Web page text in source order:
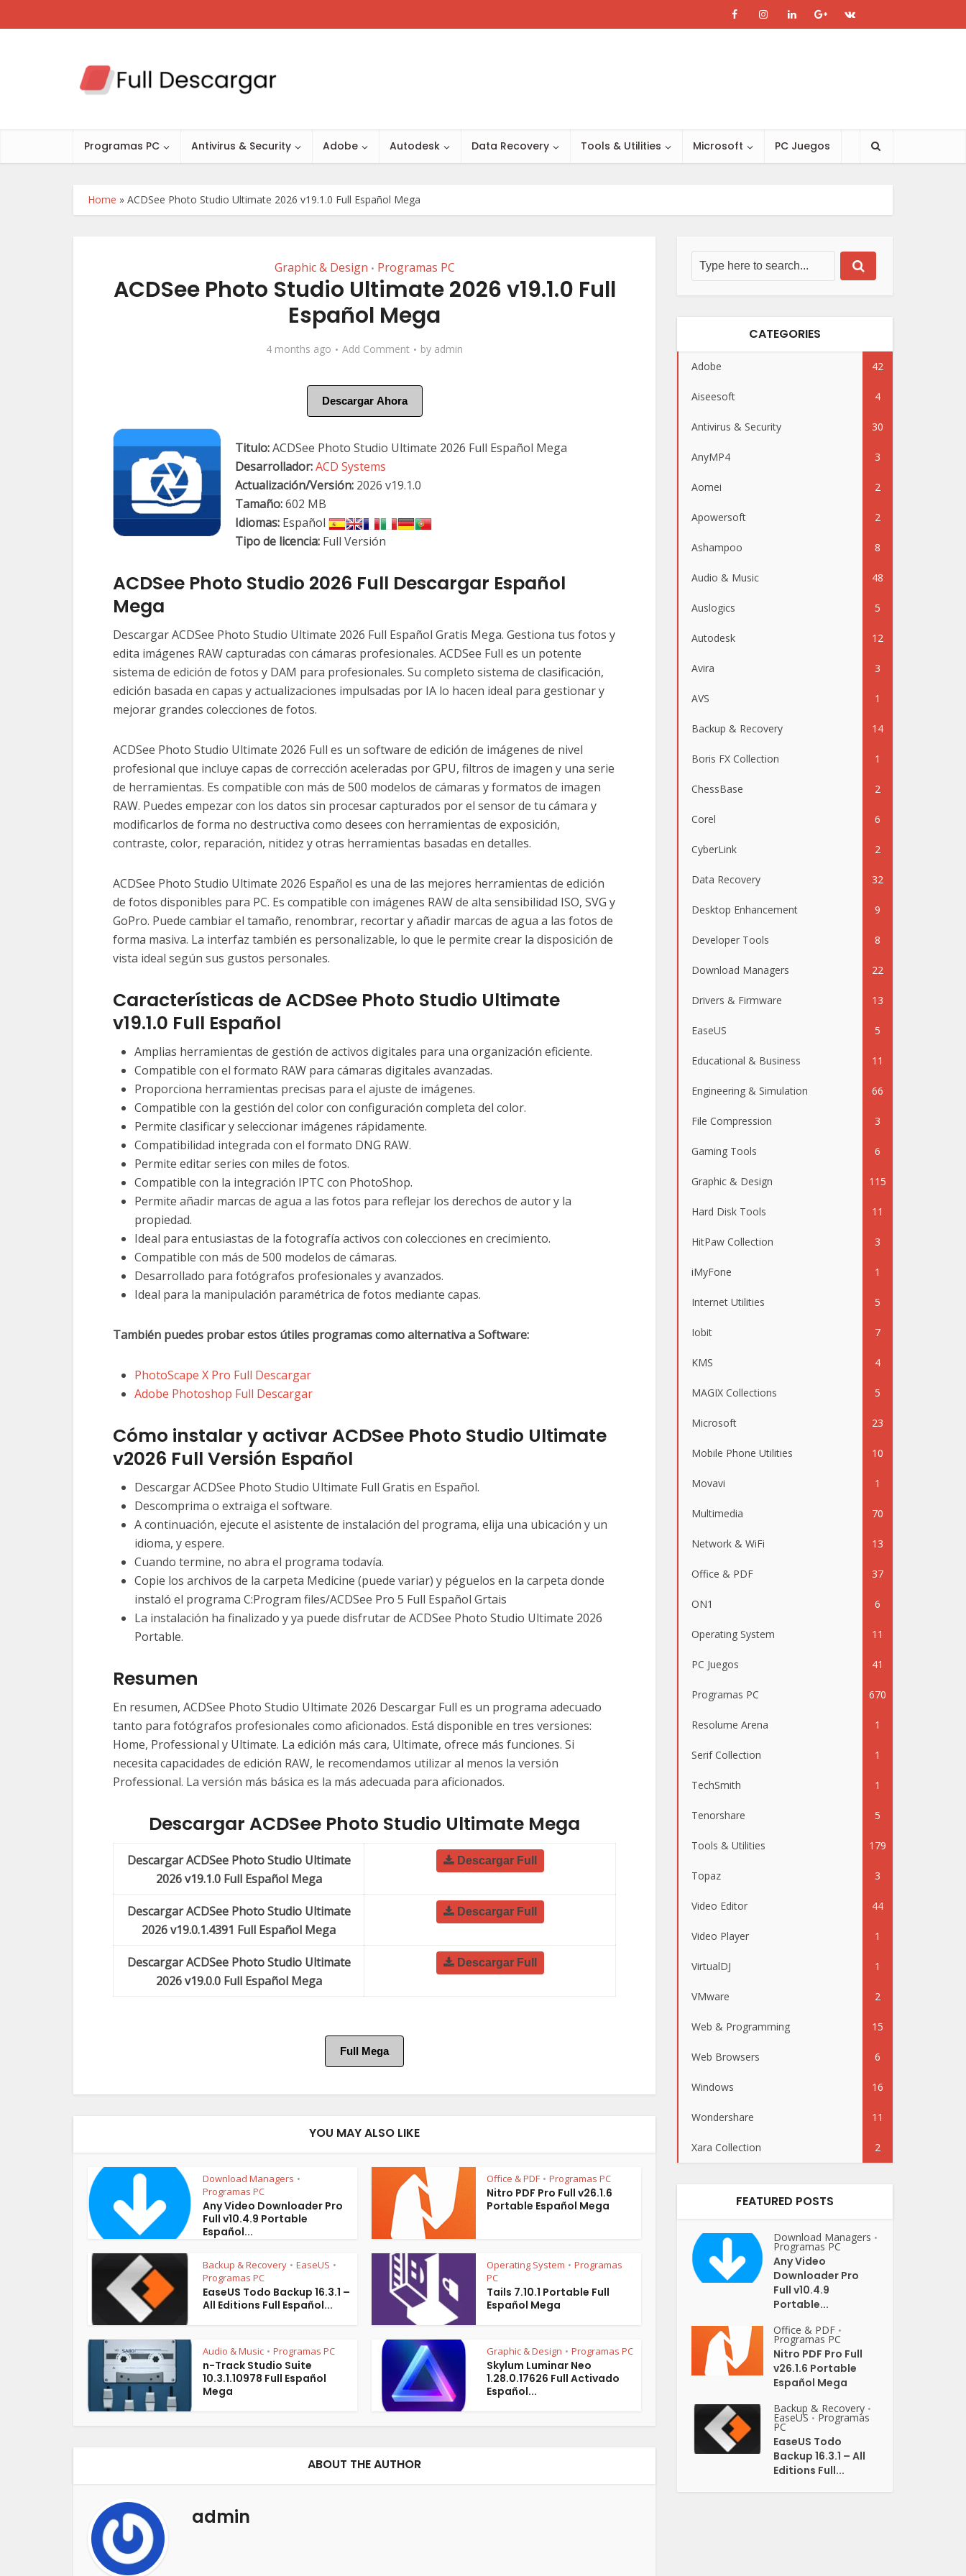
Programas PC Antivirus & Security Adobe Autodesk Data Recovery Tools & Utilities Microsoft PC Juegos
Home » ACDSee Photo Studio Ultimate 2026 v19.1.0 Full Español Mega
Graphic & Design • Programas PC
ACDSee Photo Studio Ultimate 2026 v19.1.0 Full
Español Mega
4 months ago Add Comment by admin
Descargar Ahora
Titulo:ACDSee Photo Studio Ultimate 2026 Full Español Mega
Desarrollador:ACD Systems
Actualización/Versión: 2026 v19.1.0
Tamaño:602 MB
Idiomas: Español
Tipo de licencia: Full Versión
ACDSee Photo Studio 2026 Full Descargar Español
Mega
Descargar ACDSee Photo Studio Ultimate 2026 Full Español Gratis Mega. Gestiona tus fotos y
edita imágenes RAW capturadas con cámaras profesionales. ACDSee Full es un potente
sistema de edición de fotos y DAM para profesionales. Su completo sistema de clasificación,
edición basada en capas y actualizaciones impulsadas por IA lo hacen ideal para gestionar y
mejorar grandes colecciones de fotos.
ACDSee Photo Studio Ultimate 2026 Full es un software de edición de imágenes de nivel
profesional que incluye capas de corrección aceleradas por GPU, filtros de imagen y una serie
de herramientas. Es compatible con más de 500 modelos de cámaras y formatos de imagen
RAW. Puedes empezar con los datos sin procesar capturados por el sensor de tu cámara y
modificarlos de forma no destructiva como desees con herramientas de exposición,
contraste, color, reparación, nitidez y otras herramientas basadas en detalles.
ACDSee Photo Studio Ultimate 2026 Español es una de las mejores herramientas de edición
de fotos disponibles para PC. Es compatible con imágenes RAW de alta sensibilidad ISO, SVG y
GoPro. Puede cambiar el tamaño, renombrar, recortar y añadir marcas de agua a las fotos de
forma masiva. La interfaz también es personalizable, lo que le permite crear la disposición de
vista ideal según sus gustos personales.
Características de ACDSee Photo Studio Ultimate
v19.1.0 Full Español
Amplias herramientas de gestión de activos digitales para una organización eficiente.
Compatible con el formato RAW para cámaras digitales avanzadas.
Proporciona herramientas precisas para el ajuste de imágenes.
Compatible con la gestión del color con configuración completa del color.
Permite clasificar y seleccionar imágenes rápidamente.
Compatibilidad integrada con el formato DNG RAW.
Permite editar series con miles de fotos.
Compatible con la integración IPTC con PhotoShop.
Permite añadir marcas de agua a las fotos para reflejar los derechos de autor y la
propiedad.
Ideal para entusiastas de la fotografía activos con colecciones en crecimiento.
Compatible con más de 500 modelos de cámaras.
Desarrollado para fotógrafos profesionales y avanzados.
Ideal para la manipulación paramétrica de fotos mediante capas.
También puedes probar estos útiles programas como alternativa a Software:
PhotoScape X Pro Full Descargar
Adobe Photoshop Full Descargar
Cómo instalar y activar ACDSee Photo Studio Ultimate
v2026 Full Versión Español
Descargar ACDSee Photo Studio Ultimate Full Gratis en Español.
Descomprima o extraiga el software.
A continuación, ejecute el asistente de instalación del programa, elija una ubicación y un
idioma, y espere.
Cuando termine, no abra el programa todavía.
Copie los archivos de la carpeta Medicine (puede variar) y péguelos en la carpeta donde
instaló el programa C:Program files/ACDSee Pro 5 Full Español Grtais
La instalación ha finalizado y ya puede disfrutar de ACDSee Photo Studio Ultimate 2026
Portable.
Resumen
En resumen, ACDSee Photo Studio Ultimate 2026 Descargar Full es un programa adecuado
tanto para fotógrafos profesionales como aficionados. Está disponible en tres versiones:
Home, Professional y Ultimate. La edición más cara, Ultimate, ofrece más funciones. Si
necesita capacidades de edición RAW, le recomendamos utilizar al menos la versión
Professional. La versión más básica es la más adecuada para aficionados.
Descargar ACDSee Photo Studio Ultimate Mega
Descargar ACDSee Photo Studio Ultimate
2026 v19.1.0 Full Español Mega
Descargar Full
Descargar ACDSee Photo Studio Ultimate
2026 v19.0.1.4391 Full Español Mega
Descargar Full
Descargar ACDSee Photo Studio Ultimate
2026 v19.0.0 Full Español Mega
Descargar Full
Full Mega
YOU MAY ALSO LIKE
Download Managers •
Programas PC
Any Video Downloader Pro
Full v10.4.9 Portable
Español...
Office & PDF • Programas PC
Nitro PDF Pro Full v26.1.6
Portable Español Mega
Backup & Recovery • EaseUS •
Programas PC
EaseUS Todo Backup 16.3.1 –
All Editions Full Español...
Operating System • Programas
PC
Tails 7.10.1 Portable Full
Español Mega
Audio & Music • Programas PC
n-Track Studio Suite
10.3.1.10978 Full Español
Mega
Graphic & Design • Programas PC
Skylum Luminar Neo
1.28.0.17626 Full Activado
Español...
ABOUT THE AUTHOR
admin
CATEGORIES
Adobe 42
Aiseesoft 4
Antivirus & Security 30
AnyMP4 3
Aomei 2
Apowersoft 2
Ashampoo 8
Audio & Music 48
Auslogics 5
Autodesk 12
Avira 3
AVS 1
Backup & Recovery 14
Boris FX Collection 1
ChessBase 2
Corel 6
CyberLink 2
Data Recovery 32
Desktop Enhancement 9
Developer Tools 8
Download Managers 22
Drivers & Firmware 13
EaseUS 5
Educational & Business 11
Engineering & Simulation 66
File Compression 3
Gaming Tools 6
Graphic & Design 115
Hard Disk Tools 11
HitPaw Collection 3
iMyFone 1
Internet Utilities 5
Iobit 7
KMS 4
MAGIX Collections 5
Microsoft 23
Mobile Phone Utilities 10
Movavi 1
Multimedia 70
Network & WiFi 13
Office & PDF 37
ON1 6
Operating System 11
PC Juegos 41
Programas PC 670
Resolume Arena 1
Serif Collection 1
TechSmith 1
Tenorshare 5
Tools & Utilities 179
Topaz 3
Video Editor 44
Video Player 1
VirtualDJ 1
VMware 2
Web & Programming 15
Web Browsers 6
Windows 16
Wondershare 11
Xara Collection 2
FEATURED POSTS
Download Managers •
Programas PC
Any Video
Downloader Pro
Full v10.4.9
Portable...
Office & PDF •
Programas PC
Nitro PDF Pro Full
v26.1.6 Portable
Español Mega
Backup & Recovery •
EaseUS • Programas
PC
EaseUS Todo
Backup 16.3.1 – All
Editions Full...